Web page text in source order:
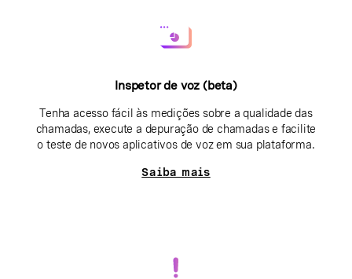
Inspetor de voz (beta)
Tenha acesso fácil às medições sobre a qualidade das
chamadas, execute a depuração de chamadas e facilite
o teste de novos aplicativos de voz em sua plataforma.
Saiba mais